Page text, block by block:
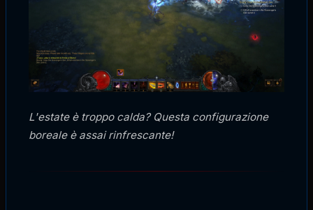
L'estate è troppo calda? Questa configurazione
boreale è assai rinfrescante!